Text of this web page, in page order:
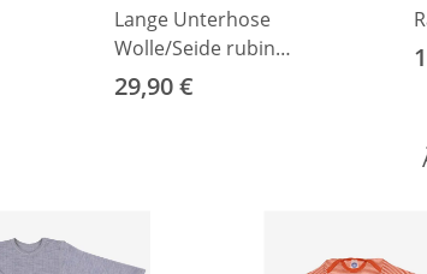
Lange Unterhose
Wolle/Seide rubino-
rot 92
29,90 €